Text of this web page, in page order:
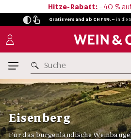
Hitze-Rabatt: −40 %
Gratisversand ab CHF 89.– in die
Suche
Eisenberg
Für das burgenländische